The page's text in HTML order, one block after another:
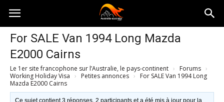
Australia-
australie.com
For SALE Van 1994 Long Mazda
E2000 Cairns
Le 1er site francophone sur l’Australie, le pays-continent › Forums ›
Working Holiday Visa › Petites annonces ›
For SALE Van 1994 Long
Mazda E2000 Cairns
Ce sujet contient 3 réponses, 2 participants et a été mis à jour pour la